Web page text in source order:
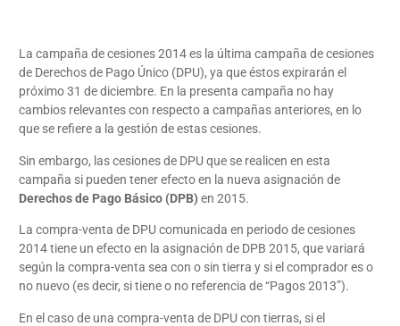
La campaña de cesiones 2014 es la última campaña de cesiones
de Derechos de Pago Único (DPU), ya que éstos expirarán el
próximo 31 de diciembre. En la presenta campaña no hay
cambios relevantes con respecto a campañas anteriores, en lo
que se refiere a la gestión de estas cesiones.
Sin embargo, las cesiones de DPU que se realicen en esta
campaña si pueden tener efecto en la nueva asignación de
Derechos de Pago Básico (DPB) en 2015.
La compra-venta de DPU comunicada en periodo de cesiones
2014 tiene un efecto en la asignación de DPB 2015, que variará
según la compra-venta sea con o sin tierra y si el comprador es o
no nuevo (es decir, si tiene o no referencia de “Pagos 2013”).
En el caso de una compra-venta de DPU con tierras, si el